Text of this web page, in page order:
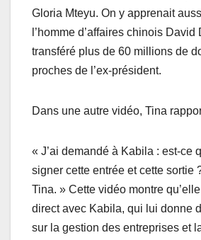
Gloria Mteyu. On y apprenait
l’homme d’affaires chinois David
transféré plus de 60 millions de
proches de l’ex-président.
Dans une autre vidéo, Tina
« J’ai demandé à Kabila : est-ce
signer cette entrée et cette sortie
Tina. » Cette vidéo montre
direct avec Kabila, qui lui donne
sur la gestion des entreprises et